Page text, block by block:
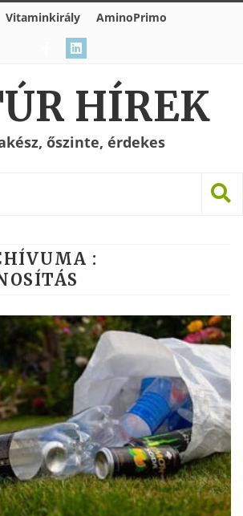
Vitaminkirály AminoPrimo
HÍREK
őszinte, érdekes
: